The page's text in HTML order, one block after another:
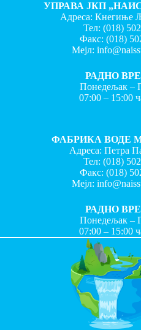
УПРАВА ЈКП
Адреса: Кнегиње
Тел: (018)
Факс:(018)
Мејл:
РАДНО
Понедељак –
07:00 – 15:00
ФАБРИКА ВОДЕ
Адреса: Петра
Тел: (018)
Факс:(018)
Мејл:
РАДНО
Понедељак –
07:00 – 15:00